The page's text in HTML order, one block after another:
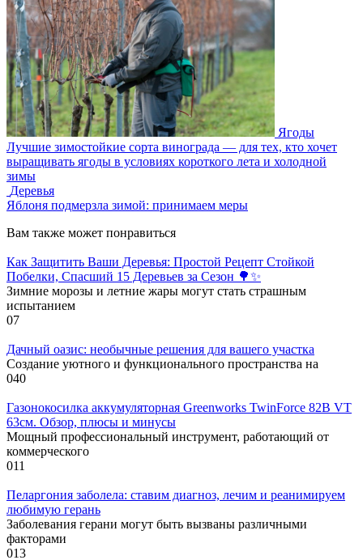
Ягоды
Лучшие зимостойкие сорта винограда — для тех, кто хочет
выращивать ягоды в условиях короткого лета и холодной
зимы
Деревья
Яблоня подмерзла зимой: принимаем меры
Вам также может понравиться
Как Защитить Ваши Деревья: Простой Рецепт Стойкой
Побелки, Спасший 15 Деревьев за Сезон 🌳✨
Зимние морозы и летние жары могут стать страшным
испытанием
07
Дачный оазис: необычные решения для вашего участка
Создание уютного и функционального пространства на
040
Газонокосилка аккумуляторная Greenworks TwinForce 82В VT
63см. Обзор, плюсы и минусы
Мощный профессиональный инструмент, работающий от
коммерческого
011
Пеларгония заболела: ставим диагноз, лечим и реанимируем
любимую герань
Заболевания герани могут быть вызваны различными
факторами
013